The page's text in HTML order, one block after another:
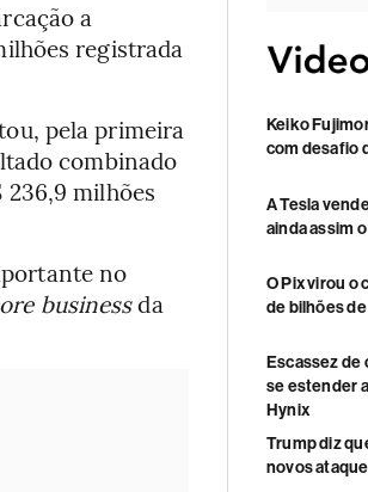
a
registrada
pela primeira
combinado
236,9 milhões
no
businessda
Keiko
com desafio
A Tesla
ainda assim
O Pix virou o
de bilhões
Escassez de
se estender
Hynix
Trump diz
novos